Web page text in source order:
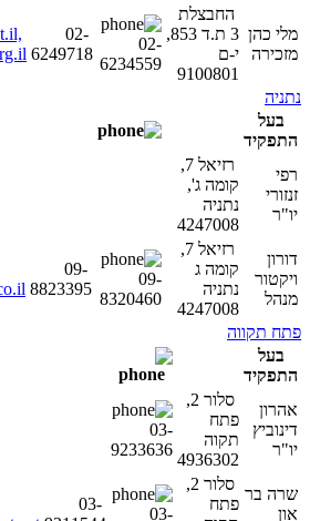
מלי כהן
מזכירה
החבצלת
3 ת.ד 853,
י-ם
9100801
02-
6234559
02-
6249718
נתניה
בעל
התפקיד
רפי
זנזורי
יו"ר
רזיאל 7,
קומה ג',
נתניה
4247008
דורון
ויקטור
מנהל
רזיאל 7,
קומה ג
נתניה
4247008
09-
8320460
09-
8823395
פתח תקווה
בעל
התפקיד
אהרון
דינוביץ
יו"ר
סלור 2,
פתח
תקוה
4936302
03-
9233636
שרה בר
און
סלור 2,
פתח
03-
03-